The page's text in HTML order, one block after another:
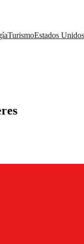
TurismoEstados Unidos